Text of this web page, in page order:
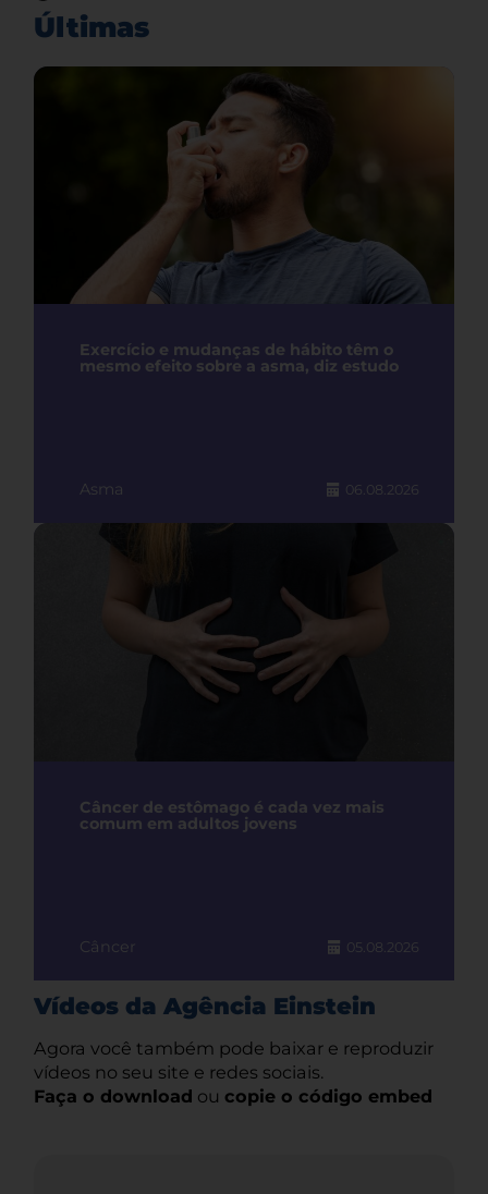
Últimas
Exercício e mudanças de hábito têm o
mesmo efeito sobre a asma, diz estudo
Asma 06.08.2026
Câncer de estômago é cada vez mais
comum em adultos jovens
Câncer 05.08.2026
Vídeos da Agência Einstein
Agora você também pode baixar e reproduzir
vídeos no seu site e redes sociais.
Faça o download ou copie o código embed